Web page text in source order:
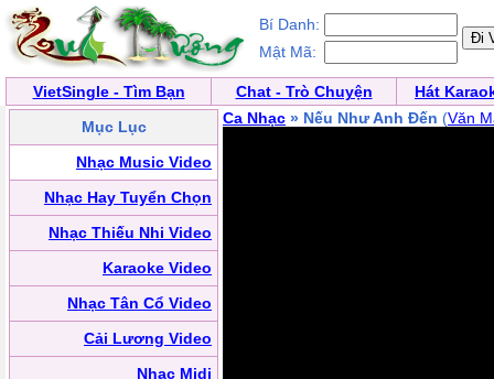
Bí Danh:
Mật Mã:
VietSingle - Tìm Bạn Chat - Trò Chuyện
Hát
Mục Lục
Nhạc Music Video
Nhạc Hay Tuyển Chọn
Nhạc Thiếu Nhi Video
Karaoke Video
Nhạc Tân Cổ Video
Cải Lương Video
Nhạc Midi
Ca Nhạc » Nếu Như Anh Đến (Văn